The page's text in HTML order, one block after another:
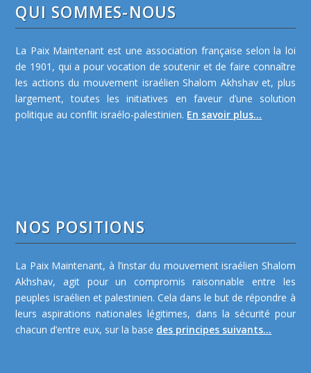
QUI SOMMES-NOUS
La Paix Maintenant est une association française selon la loi
de 1901, qui a pour vocation de soutenir et de faire connaître
les actions du mouvement israélien Shalom Akhshav et, plus
largement, toutes les initiatives en faveur d’une solution
politique au conflit israélo-palestinien. En savoir plus...
NOS POSITIONS
La Paix Maintenant, à l’instar du mouvement israélien Shalom
Akhshav, agit pour un compromis raisonnable entre les
peuples israélien et palestinien. Cela dans le but de répondre à
leurs aspirations nationales légitimes, dans la sécurité pour
chacun d’entre eux, sur la base des principes suivants...